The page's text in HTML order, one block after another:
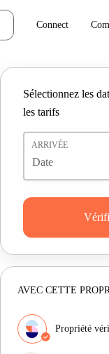
Connect
Sélectionnez les
les tarifs
ARRIVÉE
AVEC CETTE
Propriété